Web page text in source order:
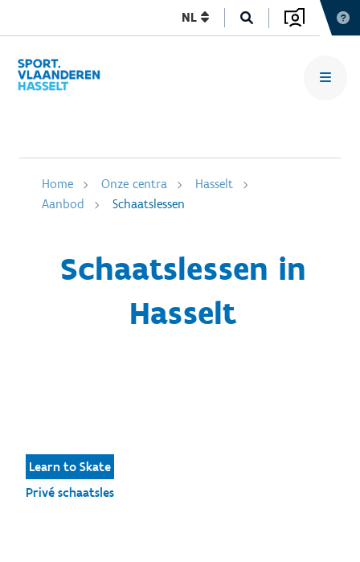
NL
Home Onze centra
Hasselt
Aanbod
Schaatslessen
Schaatslessen in
Hasselt
Learn to Skate
Privé schaatsles